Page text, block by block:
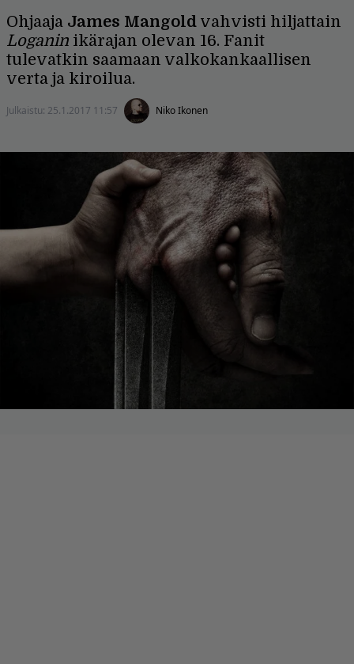
Ohjaaja James Mangold vahvisti hiljattain
Loganin ikärajan olevan 16. Fanit
tulevatkin saamaan valkokankaallisen
verta ja kiroilua.
Julkaistu: 25.1.2017 11:57 Niko Ikonen